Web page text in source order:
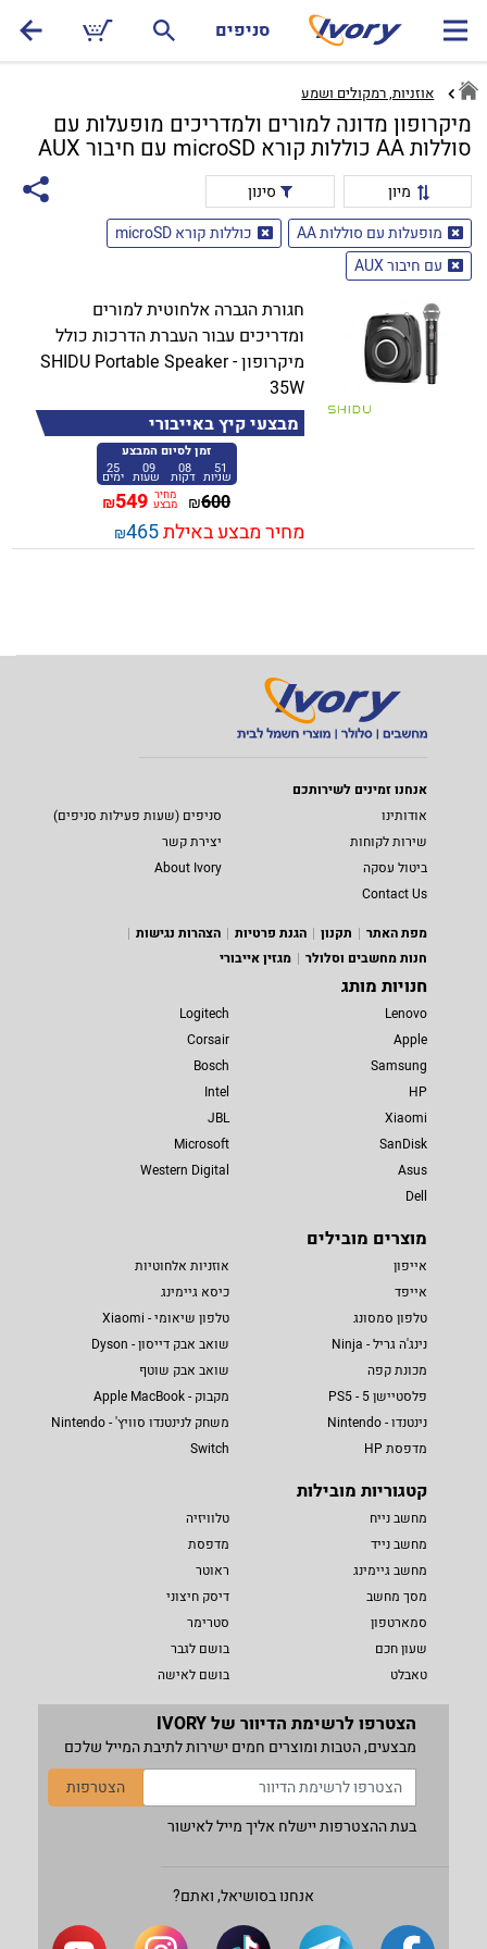
סניפים
אוזניות, רמקולים ושמע
מיקרופון מדונה למורים ולמדריכים מופעלות עם
סוללות AA כוללות קורא microSD עם חיבור AUX
מיון
סינון
מופעלות עם סוללות AA
כוללות קורא microSD
עם חיבור AUX
חגורת הגברה אלחוטית למורים
ומדריכים עבור העברת הדרכות כולל
מיקרופון - SHIDU Portable Speaker
35W
מבצעי קיץ באייבורי
זמן לסיום המבצע
51
שניות 08
דקות 09
שעות 25
ימים
600
₪ מחיר
מבצע 549
₪
מחיר מבצע באילת465
₪
אנחנו זמינים לשירותכם
אודותינו
סניפים (שעות פעילות סניפים)
שירות לקוחות
יצירת קשר
ביטול עסקה
About Ivory
Contact Us
מפת האתר
תקנון הגנת פרטיות
הצהרות נגישות
חנות מחשבים וסלולר
מגזין אייבורי
חנויות מותג
Lenovo
Apple
Samsung
HP
Xiaomi
SanDisk
Asus
Dell
Logitech
Corsair
Bosch
Intel
JBL
Microsoft
Western Digital
מוצרים מובילים
אייפון
אייפד
טלפון סמסונג
נינג'ה גריל - Ninja
מכונת קפה
פלסטיישן 5 - PS5
נינטנדו - Nintendo
מדפסת HP
אוזניות אלחוטיות
כיסא גיימינג
טלפון שיאומי - Xiaomi
שואב אבק דייסון - Dyson
שואב אבק שוטף
מקבוק - Apple MacBook
משחק לנינטנדו סוויץ' - Nintendo
Switch
קטגוריות מובילות
מחשב נייח
מחשב נייד
מחשב גיימינג
מסך מחשב
סמארטפון
שעון חכם
טאבלט
טלוויזיה
מדפסת
ראוטר
דיסק חיצוני
סטרימר
בושם לגבר
בושם לאישה
הצטרפו לרשימת הדיוור של IVORY
מבצעים, הטבות ומוצרים חמים ישירות לתיבת המייל שלכם
הצטרפות
בעת ההצטרפות יישלח אליך מייל לאישור
אנחנו בסושיאל, ואתם?